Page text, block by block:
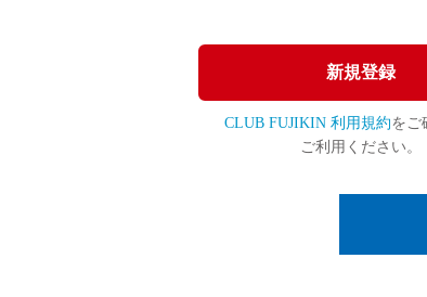
新規登録
CLUB FUJIKIN 利用規約をご
ご利用ください。